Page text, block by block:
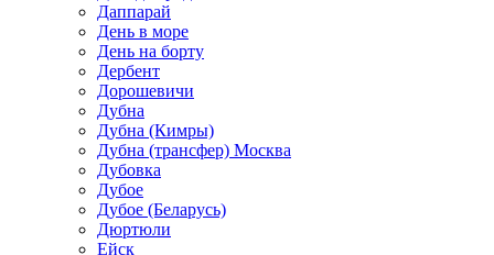
Даппарай
День в море
День на борту
Дербент
Дорошевичи
Дубна
Дубна (Кимры)
Дубна (трансфер) Москва
Дубовка
Дубое
Дубое (Беларусь)
Дюртюли
Ейск